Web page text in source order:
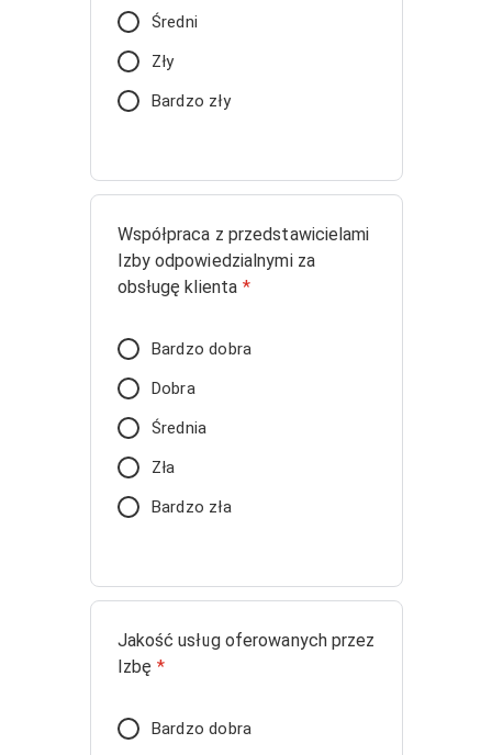
Średni
Zły
Bardzo zły
Współpraca z przedstawicielami
Izby odpowiedzialnymi za
obsługę klienta *
Bardzo dobra
Dobra
Średnia
Zła
Bardzo zła
Jakość usług oferowanych przez
Izbę *
Bardzo dobra